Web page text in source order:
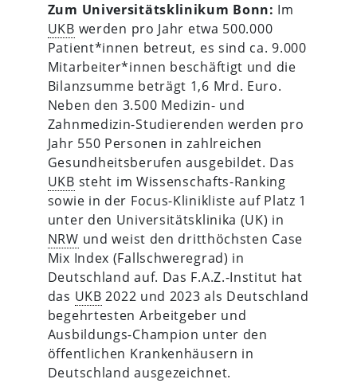
Zum Universitätsklinikum Bonn: Im
UKB werden pro Jahr etwa 500.000
Patient*innen betreut, es sind ca. 9.000
Mitarbeiter*innen beschäftigt und die
Bilanzsumme beträgt 1,6 Mrd. Euro.
Neben den 3.500 Medizin- und
Zahnmedizin-Studierenden werden pro
Jahr 550 Personen in zahlreichen
Gesundheitsberufen ausgebildet. Das
UKB steht im Wissenschafts-Ranking
sowie in der Focus-Klinikliste auf Platz 1
unter den Universitätsklinika (UK) in
NRW und weist den dritthöchsten Case
Mix Index (Fallschweregrad) in
Deutschland auf. Das F.A.Z.-Institut hat
das UKB 2022 und 2023 als Deutschland
begehrtesten Arbeitgeber und
Ausbildungs-Champion unter den
öffentlichen Krankenhäusern in
Deutschland ausgezeichnet.